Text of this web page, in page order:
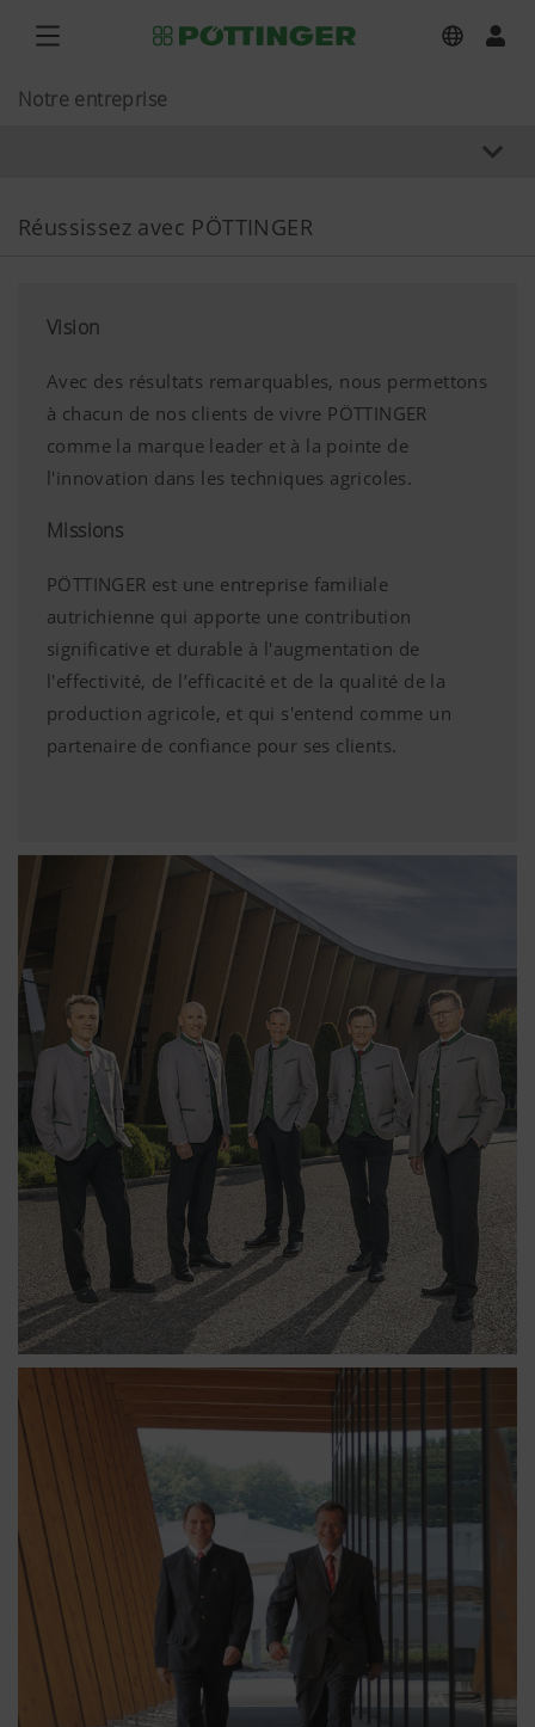
Notre entreprise
Réussissez avec PÖTTINGER
Vision
Avec des résultats remarquables, nous permettons
à chacun de nos clients de vivre PÖTTINGER
comme la marque leader et à la pointe de
l'innovation dans les techniques agricoles.
Missions
PÖTTINGER est une entreprise familiale
autrichienne qui apporte une contribution
significative et durable à l'augmentation de
l'effectivité, de l’efficacité et de la qualité de la
production agricole, et qui s'entend comme un
partenaire de confiance pour ses clients.